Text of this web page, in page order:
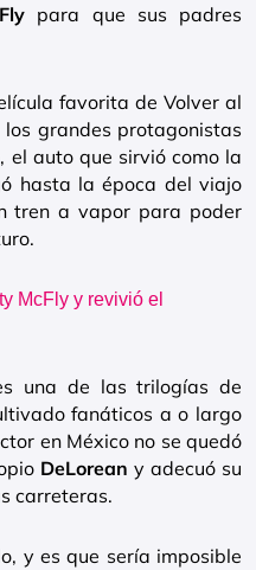
para que sus padres
favorita de Volver al
grandes protagonistas
el auto que sirvió como la
hasta la época del viajo
tren a vapor para poder
McFly y revivió el
una de las trilogías de
fanáticos a o largo
en México no se quedó
DeLorean y adecuó su
carreteras.
y es que sería imposible